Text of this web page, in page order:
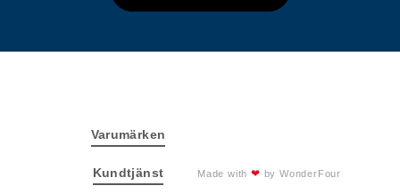
Varumärken
Kundtjänst Made with ❤ by WonderFour